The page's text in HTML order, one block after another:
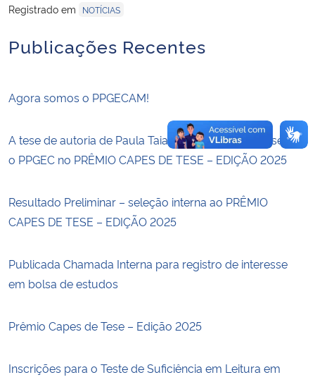
Advocacia-Geral da União
Banco Central do Brasil
Registrado em
NOTÍCIAS
Publicações Recentes
Agora somos o PPGECAM!
A tese de autoria de Paula Taiane Pascoal irá representar
o PPGEC no PRÊMIO CAPES DE TESE – EDIÇÃO 2025
Resultado Preliminar – seleção interna ao PRÊMIO
CAPES DE TESE – EDIÇÃO 2025
Publicada Chamada Interna para registro de interesse
em bolsa de estudos
Prêmio Capes de Tese – Edição 2025
Inscrições para o Teste de Suficiência em Leitura em